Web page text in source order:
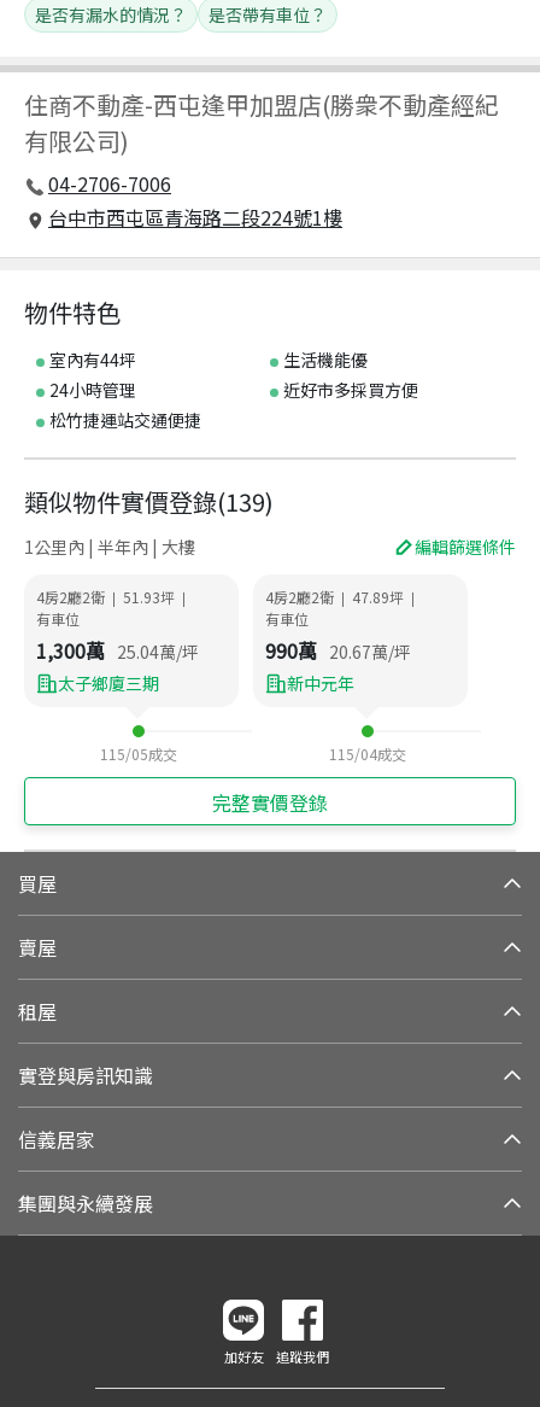
住商不動產-西屯逢甲加盟店(勝衆不動產經紀
有限公司)
04-2706-7006
台中市西屯區青海路二段224號1樓
是否有漏水的情況？
是否帶有車位？
物件特色
室內有44坪
生活機能優
24小時管理
近好市多採買方便
松竹捷運站交通便捷
類似物件實價登錄(139)
1公里內 | 半年內 | 大樓 編輯篩選條件
4房2廳2衛 | 51.93坪 |
有車位
1,300萬 25.04萬/坪
太子鄉廈三期
115/05成交
4房2廳2衛 | 47.89坪 |
有車位
990萬 20.67萬/坪
新中元年
115/04成交
完整實價登錄
買屋
賣屋
租屋
實登與房訊知識
信義居家
集團與永續發展
加好友 追蹤我們